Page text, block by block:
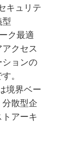
キュリテ
ク最適
クセス
ョンの
。
境界ベー
散型企
アーキ